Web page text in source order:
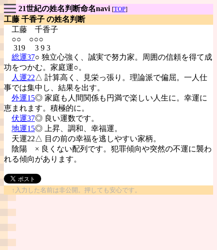
21世紀の姓名判断命名navi [TOP]
工藤 千香子 の姓名判断
工藤 千香子
○○ ○○○
319 3 9 3
総運37○ 独立心強く、誠実で努力家。周囲の信頼を得て成
功をつかむ。家庭運○。
人運22△ 計算高く、見栄っ張り。理論派で偏屈。一人仕
事では集中し、結果を出す。
外運15◎ 家庭も人間関係も円満で楽しい人生に。幸運に
恵まれます。積極的に。
伏運37◎ 良い運数です。
地運15◎ 上昇、調和、幸福運。
天運22△ 目の前の幸福を逃しやすい家柄。
陰陽 × 良くない配列です。犯罪傾向や突然の不運に襲わ
れる傾向があります。
↑入力した名前は非公開。押しても安心です。